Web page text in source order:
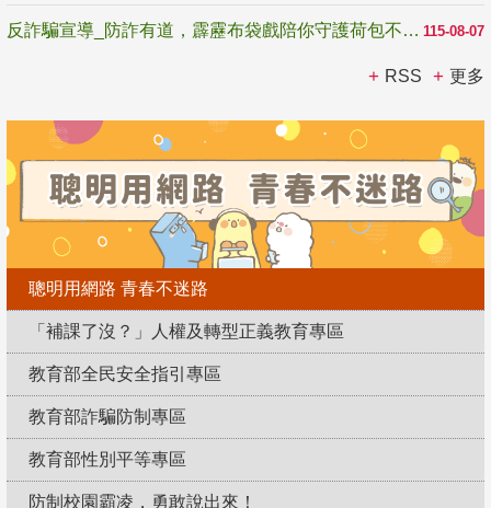
115-08-07
反詐騙宣導_防詐有道，霹靂布袋戲陪你守護荷包不受騙
RSS 更多
聰明用網路 青春不迷路
「補課了沒？」人權及轉型正義教育專區
教育部全民安全指引專區
教育部詐騙防制專區
教育部性別平等專區
防制校園霸凌，勇敢說出來！